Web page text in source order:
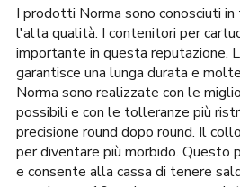
76,00€.75,00€.
I prodotti Norma sono conosciuti
l'alta qualità. I contenitori per
importante in questa reputazione.
garantisce una lunga durata e
Norma sono realizzate con le
possibili e con le tolleranze più
precisione round dopo round. Il
per diventare più morbido. Questo
e consente alla cassa di tenere